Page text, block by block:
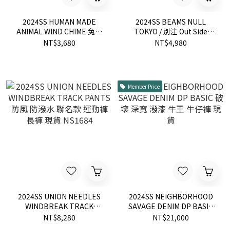
2024SS HUMAN MADE
ANIMAL WIND CHIME 兔子
北極熊 鴨子 風鈴
NT$3,680
2024SS BEAMS NULL
TOKYO / 別注 Out Side
Shorts 格紋 泡泡砂 口袋 短
NT$4,980
2024SS UNION NEEDLES
WINDBREAK TRACK
PANTS 防風 防潑水 聯名款
NT$8,280
Member Price
2024SS NEIGHBORHOOD
SAVAGE DENIM DP BASIC
破壞 深寬 潑漆 牛王 牛仔褲
NT$21,000